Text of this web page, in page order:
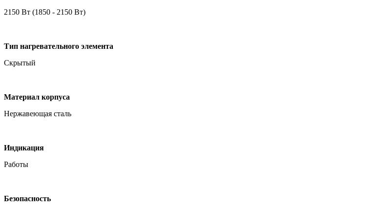
2150 Вт (1850 - 2150 Вт)
Тип нагревательного элемента
Скрытый
Материал корпуса
Нержавеющая сталь
Индикация
Работы
Безопасность